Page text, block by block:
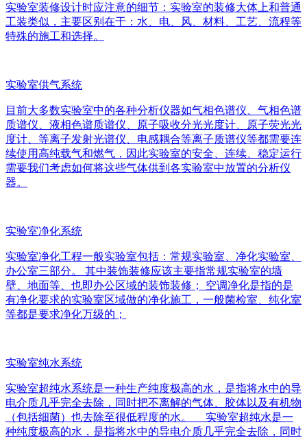
实验室装修设计时应注意的细节：实验室的装修大体上和普通
工装类似，主要区别在于：水、电、风、材料、工艺、流程等
特殊的施工和选择。
实验室供气系统
目前大多数实验室中的各种分析仪器如气相色谱仪、气相色谱
质谱仪、液相色谱质谱仪、原子吸收分光光度计、原子荧光光
度计、等离子发射光谱仪、电感耦合等离子质谱仪等都需要连
续使用高纯载气和燃气，因此实验室的安全、连续、稳定运行
需要我们考虑如何将这些气体供到各实验室中放置的分析仪
器。
实验室净化系统
实验室净化工程一般实验室包括：常规实验室、净化实验室、
办公室三部分。 其中装饰装修应该主要指常规实验室的墙
壁、地面等、也即办公区域的装饰装修； 空调净化是指的是
有净化要求的实验室区域做的净化施工，一般菌检室、纯化室
等都是要求净化万级的；
实验室纯水系统
实验室超纯水系统是一种生产纯度极高的水，是指将水中的导
电介质几乎完全去除，同时把不离解的气体、胶体以及有机物
（包括细菌）也去除至很低程度的水。 实验室超纯水是一
种纯度极高的水，是指将水中的导电介质几乎完全去除，同时